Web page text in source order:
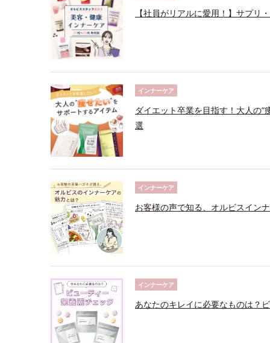
【社員がリアルに愛用！】サプリ
インナーケア
ダイエット卒業を目指す！大人の
選
インナーケア
お客様の声で知る、オルビスイン
インナーケア
あなたのキレイに必要なものは？